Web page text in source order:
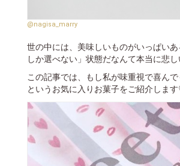
@nagisa_marry
世の中には、美味しいものがいっぱい
しか選べない」状態だなんて本当に悲し
この記事では、もし私が味重視で喜ん
というお気に入りお菓子をご紹介しま